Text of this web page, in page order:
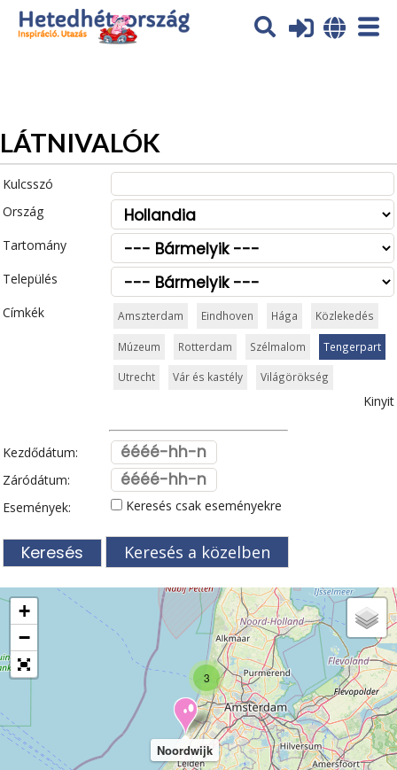
Az oldal sütiket (cookies) használ. További tájékoztatás itt:
Adatvédelmi tájékoztató
LÁTNIVALÓK
Kulcsszó
Ország
Tartomány
Település
Címkék
Amszterdam Eindhoven Hága Közlekedés
Múzeum Rotterdam Szélmalom Tengerpart
Utrecht Vár és kastély Világörökség
Kinyit
Kezdődátum:
Záródátum:
Események:
Keresés csak eseményekre
Keresés a közelben
3
Noordwijk
+
−